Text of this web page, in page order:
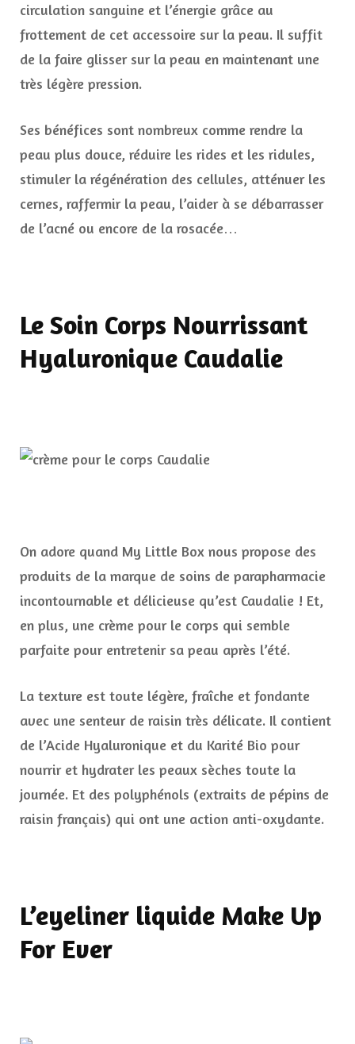
circulation sanguine et l’énergie grâce au
frottement de cet accessoire sur la peau. Il suffit
de la faire glisser sur la peau en maintenant une
très légère pression.
Ses bénéfices sont nombreux comme rendre la
peau plus douce, réduire les rides et les ridules,
stimuler la régénération des cellules, atténuer les
cernes, raffermir la peau, l’aider à se débarrasser
de l’acné ou encore de la rosacée…
Le Soin Corps Nourrissant
Hyaluronique Caudalie
On adore quand My Little Box nous propose des
produits de la marque de soins de parapharmacie
incontournable et délicieuse qu’est Caudalie ! Et,
en plus, une crème pour le corps qui semble
parfaite pour entretenir sa peau après l’été.
La texture est toute légère, fraîche et fondante
avec une senteur de raisin très délicate. Il contient
de l’Acide Hyaluronique et du Karité Bio pour
nourrir et hydrater les peaux sèches toute la
journée. Et des polyphénols (extraits de pépins de
raisin français) qui ont une action anti-oxydante.
L’eyeliner liquide Make Up
For Ever